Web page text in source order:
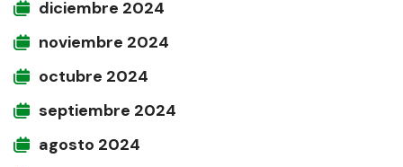
diciembre 2024
noviembre 2024
octubre 2024
septiembre 2024
agosto 2024